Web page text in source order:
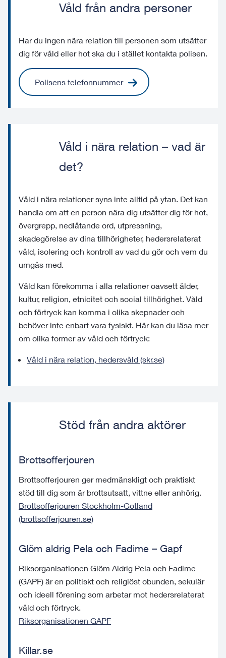
Våld från andra personer
Har du ingen nära relation till personen som utsätter
dig för våld eller hot ska du i stället kontakta polisen.
Polisens telefonnummer
Våld i nära relation – vad är
det?
Våld i nära relationer syns inte alltid på ytan. Det kan
handla om att en person nära dig utsätter dig för hot,
övergrepp, nedlåtande ord, utpressning,
skadegörelse av dina tillhörigheter, hedersrelaterat
våld, isolering och kontroll av vad du gör och vem du
umgås med.
Våld kan förekomma i alla relationer oavsett ålder,
kultur, religion, etnicitet och social tillhörighet. Våld
och förtryck kan komma i olika skepnader och
behöver inte enbart vara fysiskt. Här kan du läsa mer
om olika former av våld och förtryck:
Våld i nära relation, hedersvåld (skr.se)
Stöd från andra aktörer
Brottsofferjouren
Brottsofferjouren ger medmänskligt och praktiskt
stöd till dig som är brottsutsatt, vittne eller anhörig.
Brottsofferjouren Stockholm-Gotland
(brottsofferjouren.se)
Glöm aldrig Pela och Fadime – Gapf
Riksorganisationen Glöm Aldrig Pela och Fadime
(GAPF) är en politiskt och religiöst obunden, sekulär
och ideell förening som arbetar mot hedersrelaterat
våld och förtryck.
Riksorganisationen GAPF
Killar.se